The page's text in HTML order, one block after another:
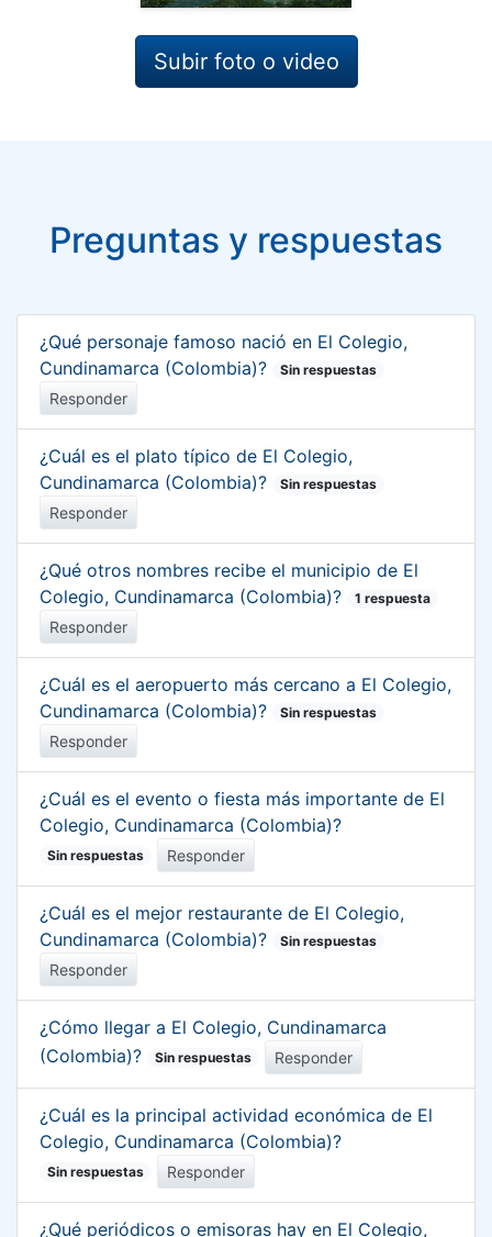
Subir foto o video
Preguntas y respuestas
¿Qué personaje famoso nació en El Colegio,
Cundinamarca (Colombia)?
Sin respuestas
Responder
¿Cuál es el plato típico de El Colegio,
Cundinamarca (Colombia)?
Sin respuestas
Responder
¿Qué otros nombres recibe el municipio de El
Colegio, Cundinamarca (Colombia)?
1 respuesta
Responder
¿Cuál es el aeropuerto más cercano a El Colegio,
Cundinamarca (Colombia)?
Sin respuestas
Responder
¿Cuál es el evento o fiesta más importante de El
Colegio, Cundinamarca (Colombia)?
Sin respuestas Responder
¿Cuál es el mejor restaurante de El Colegio,
Cundinamarca (Colombia)?
Sin respuestas
Responder
¿Cómo llegar a El Colegio, Cundinamarca
(Colombia)?
Sin respuestas Responder
¿Cuál es la principal actividad económica de El
Colegio, Cundinamarca (Colombia)?
Sin respuestas Responder
¿Qué periódicos o emisoras hay en El Colegio,